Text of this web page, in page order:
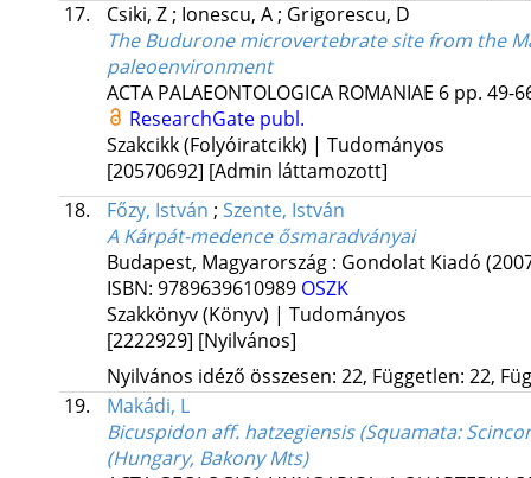
17.
Csiki, Z; Ionescu, A; Grigorescu, D
The Budurone microvertebrate site from the
paleoenvironment
ACTA PALAEONTOLOGICA ROMANIAE 6 pp. 49-
ResearchGate publ.
Szakcikk (Folyóiratcikk) | Tudományos
[20570692] [Admin láttamozott]
18.
Főzy, István ; Szente, István
A Kárpát-medence ősmaradványai
Budapest, Magyarország : Gondolat Kiadó
ISBN: 9789639610989 OSZK
Szakkönyv (Könyv) | Tudományos
[2222929] [Nyilvános]
Nyilvános idéző összesen: 22, Független: 22,
19.
Makádi, L
Bicuspidon aff. hatzegiensis (Squamata:
(Hungary, Bakony Mts)